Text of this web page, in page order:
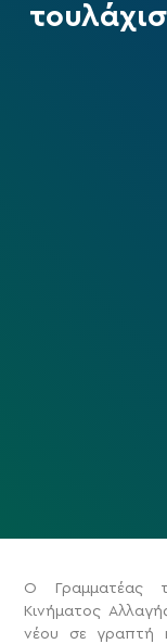
Ο Γραμματέας
Κινήματος
νέου σε γραπτή